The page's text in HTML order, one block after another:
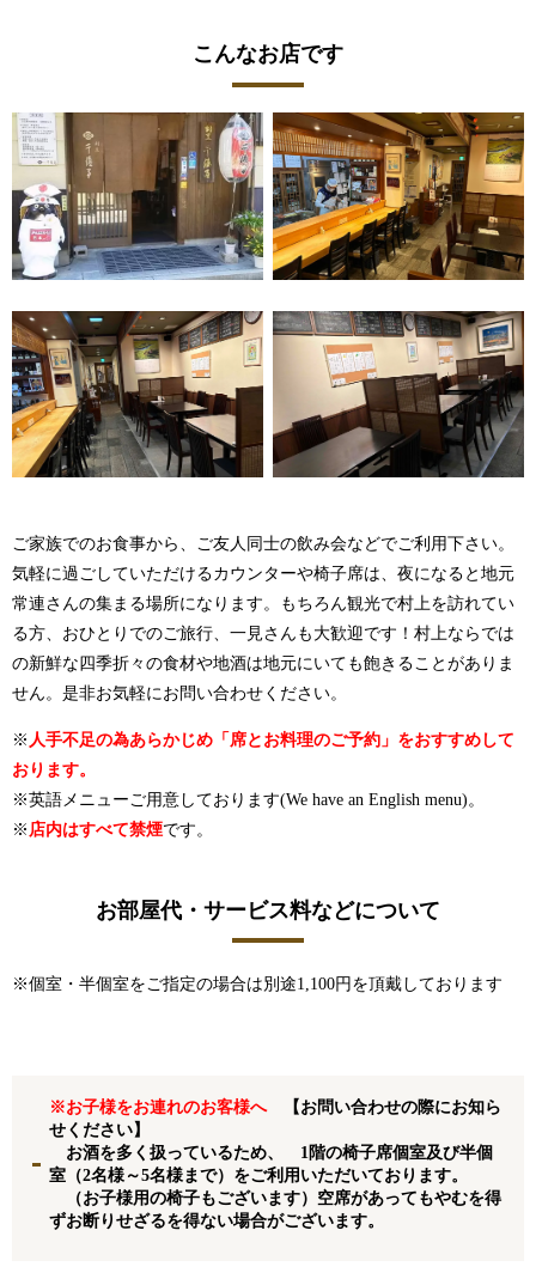
こんなお店です
ご家族でのお食事から、ご友人同士の飲み会などでご利用下さい。
気軽に過ごしていただけるカウンターや椅子席は、夜になると地元
常連さんの集まる場所になります。もちろん観光で村上を訪れてい
る方、おひとりでのご旅行、一見さんも大歓迎です！村上ならでは
の新鮮な四季折々の食材や地酒は地元にいても飽きることがありま
せん。是非お気軽にお問い合わせください。
※ 人手不足の為あらかじめ「席とお料理のご予約」をおすすめして
おります。
※英語メニューご用意しております(We have an English menu)。
※ 店内はすべて禁煙です。
お部屋代・サービス料などについて
※個室・半個室をご指定の場合は別途1,100円を頂戴しております
※お子様をお連れのお客様へ
【お問い合わせの際にお知ら
せください】
お酒を多く扱っているため、 1階の椅子席個室及び半個
室（2名様～5名様まで）をご利用いただいております。
（お子様用の椅子もございます）空席があってもやむを得
ずお断りせざるを得ない場合がございます。